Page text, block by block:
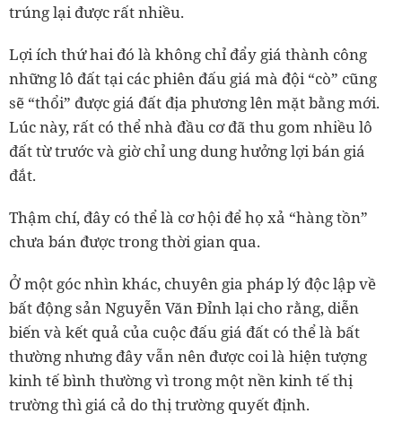
trúng lại được rất nhiều.
Lợi ích thứ hai đó là không chỉ đẩy giá thành công
những lô đất tại các phiên đấu giá mà đội “cò” cũng
sẽ “thổi” được giá đất địa phương lên mặt bằng mới.
Lúc này, rất có thể nhà đầu cơ đã thu gom nhiều lô
đất từ trước và giờ chỉ ung dung hưởng lợi bán giá
đắt.
Thậm chí, đây có thể là cơ hội để họ xả “hàng tồn”
chưa bán được trong thời gian qua.
Ở một góc nhìn khác, chuyên gia pháp lý độc lập về
bất động sản Nguyễn Văn Đỉnh lại cho rằng, diễn
biến và kết quả của cuộc đấu giá đất có thể là bất
thường nhưng đây vẫn nên được coi là hiện tượng
kinh tế bình thường vì trong một nền kinh tế thị
trường thì giá cả do thị trường quyết định.